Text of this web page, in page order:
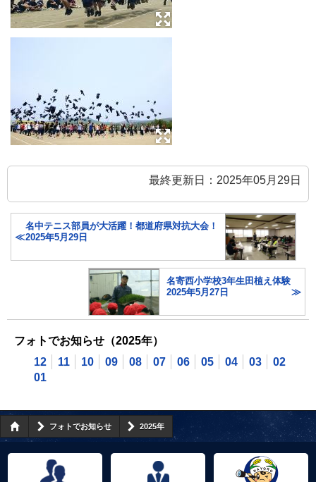
最終更新日：2025年05月29日
名中テニス部員が大活躍！都道府県対抗大会！
2025年5月29日
名寄西小学校3年生田植え体験
2025年5月27日
フォトでお知らせ（2025年）
12
11 10 09 08 07 06 05 04 03
02
01
フォトでお知らせ 2025年